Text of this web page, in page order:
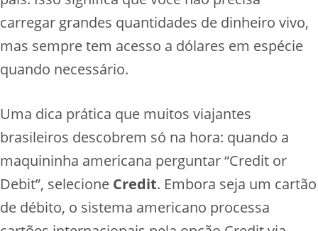
carregar grandes quantidades de dinheiro vivo,
mas sempre tem acesso a dólares em espécie
quando necessário.
Uma dica prática que muitos viajantes
brasileiros descobrem só na hora: quando a
maquininha americana perguntar “Credit or
Debit”, selecione Credit. Embora seja um cartão
de débito, o sistema americano processa